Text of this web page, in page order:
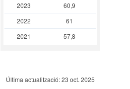
2023
60,9
2022
61
2021
57,8
Última actualització: 23 oct. 2025